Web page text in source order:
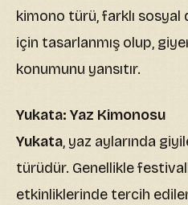
kimono türü, farklı
için tasarlanmış olup,
konumunu yansıtır.
Yukata: Yaz Kimonosu
Yukata, yaz aylarında
türüdür. Genellikle
etkinliklerinde tercih